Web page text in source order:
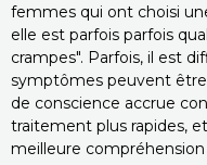
femmes qui ont choisi
elle est parfois parfois
crampes". Parfois, il est
symptômes peuvent être
de conscience accrue
traitement plus rapides,
meilleure